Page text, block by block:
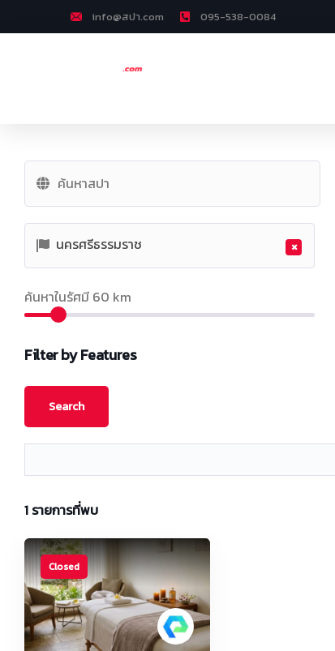
info@สปา.com 095-538-0084
×
นครศรีธรรมราช
ค้นหาในรัศมี 60 km
Filter by Features
1 รายการที่พบ
Closed